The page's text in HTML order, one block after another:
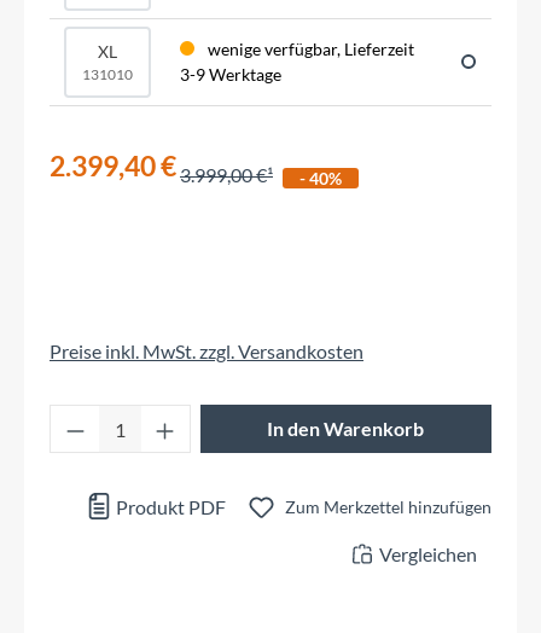
XL
131010
wenige verfügbar, Lieferzeit
3-9 Werktage
2.399,40 €3.999,00 € - 40%
Preise inkl. MwSt. zzgl. Versandkosten
Produkt Anzahl: Gib den gewünschten
In den Warenkorb
Produkt PDF Zum Merkzettel hinzufügen
Vergleichen